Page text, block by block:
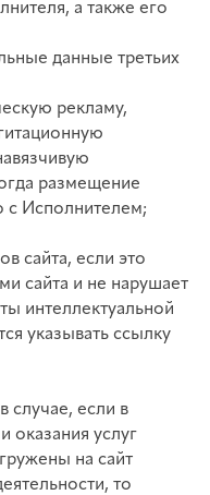
а также его
данные третьих
рекламу,
размещение
с Исполнителем;
сайта, если это
сайта и не нарушает
интеллектуальной
указывать ссылку
случае, если в
оказания услуг
на сайт
то